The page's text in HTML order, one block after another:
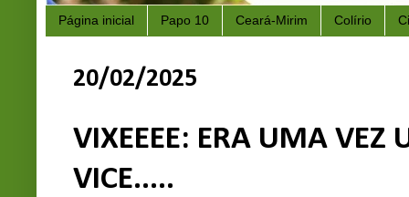
Página inicial Papo 10 Ceará-Mirim Colírio
20/02/2025
VIXEEEE: ERA UMA VEZ
VICE.....